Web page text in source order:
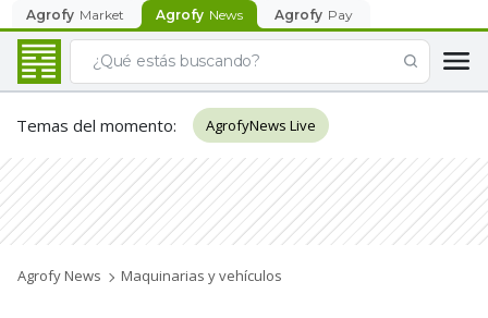
Agrofy Market Agrofy News Agrofy Pay
Temas del momento: AgrofyNews Live
Agrofy News Maquinarias y vehículos